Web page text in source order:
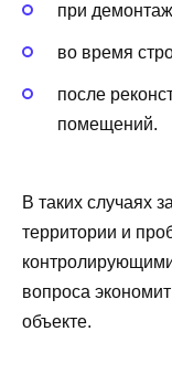
при
во время
после
помещений.
В таких случаях
территории и
вопроса
объекте.